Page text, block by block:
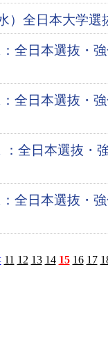
）全日本大学
：全日本選抜・
：全日本選抜・
：全日本選抜・
：全日本選抜・
11 12 13 14 15 16 17